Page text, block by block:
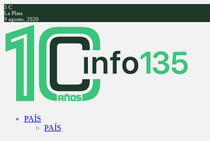
5 C
La Plata
9 agosto, 2026
Facebook
Twitter
Instagram
Youtube
PAÍS
PAÍS